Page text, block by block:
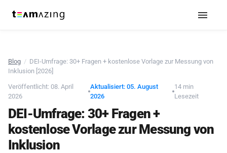
Blog / DEI-Umfrage: 30+ Fragen + kostenlose Vorlage zur Messung von
Inklusion [2026]
Veröffentlicht: 08. April
2026
Aktualisiert: 05. August
2026
14 min
Lesezeit
DEI-Umfrage: 30+ Fragen +
kostenlose Vorlage zur Messung von
Inklusion